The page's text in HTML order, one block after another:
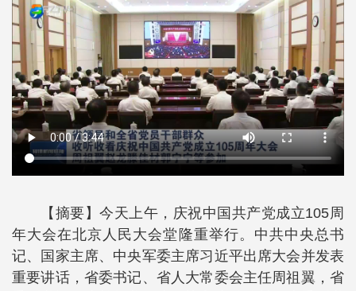
【摘要】今天上午，庆祝中国共产党成立105周
年大会在北京人民大会堂隆重举行。中共中央总书
记、国家主席、中央军委主席习近平出席大会并发表
重要讲话，省委书记、省人大常委会主任周祖翼，省